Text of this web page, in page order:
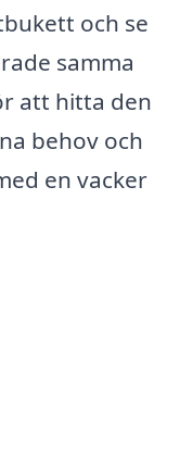
och se
samma
att hitta den
behov och
en vacker